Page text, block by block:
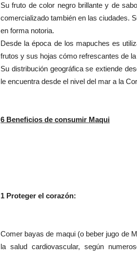
Su fruto de color negro brillante y de
comercializado también en las ciudades.
en forma notoria.
Desde la época de los mapuches es
frutos y sus hojas cómo refrescantes de la
Su distribución geográfica se extiende
le encuentra desde el nivel del mar a la
6 Beneficios de consumir Maqui
1 Proteger el corazón:
Comer bayas de maqui (o beber jugo de
la salud cardiovascular, según